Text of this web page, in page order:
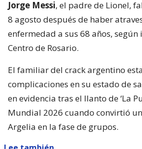
Jorge Messi, el padre de Lionel,
8 agosto después de haber
enfermedad a sus 68 años,
Centro de Rosario.
El familiar del crack argentino
complicaciones en su estado de
en evidencia tras el llanto de ‘La
Mundial 2026 cuando convirtió
Argelia en la fase de grupos.